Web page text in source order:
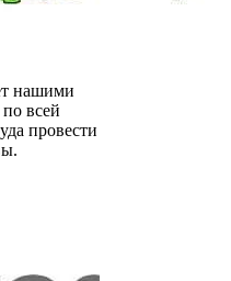
нашими
всей
провести